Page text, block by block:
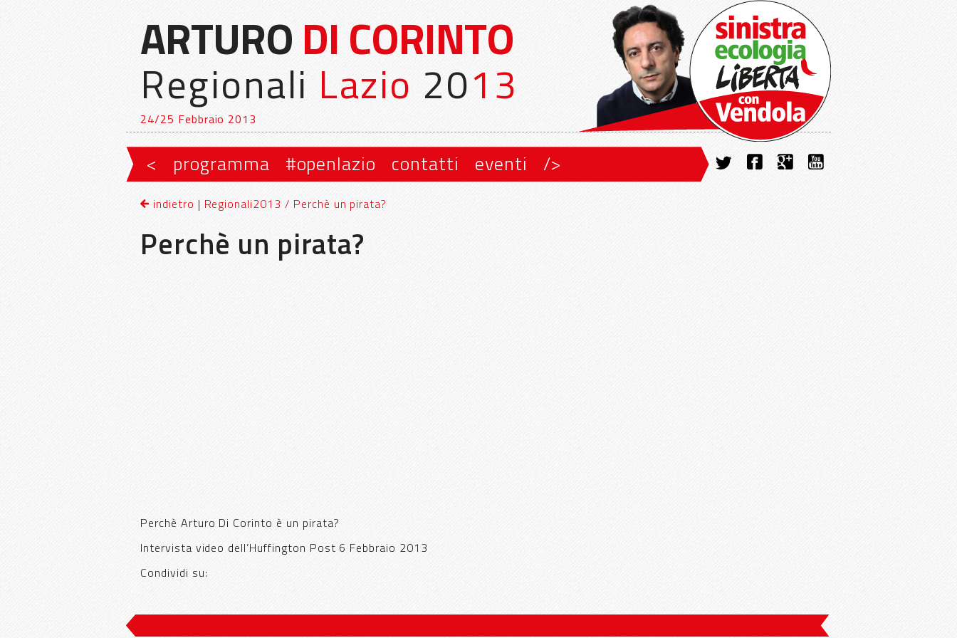
ARTURODI CORINTO
Regionali Lazio 2013
24/25 Febbraio 2013
Menu principale
Vai al contenuto principale
Vai al contenuto secondario
< programma #openlazio contatti eventi />
indietro | Regionali2013 / Perchè un pirata?
Perchè un pirata?
Perchè Arturo Di Corinto è un pirata?
Intervista video dell’Huffington Post 6 Febbraio 2013
Condividi su: